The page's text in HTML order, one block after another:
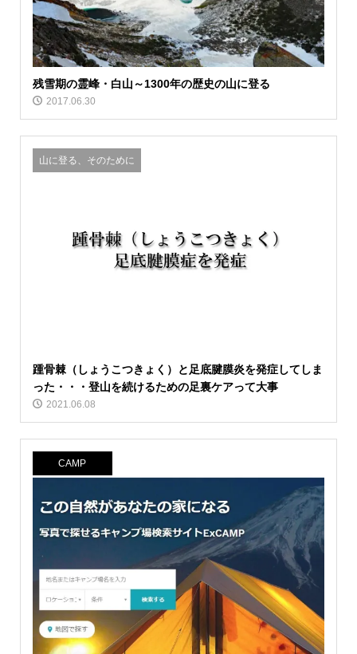
残雪期の霊峰・白山～1300年の歴史の山に登る
2017.06.30
山に登る、そのために
踵骨棘（しょうこつきょく）と足底腱膜炎を発症してしま
った・・・登山を続けるための足裏ケアって大事
2021.06.08
CAMP